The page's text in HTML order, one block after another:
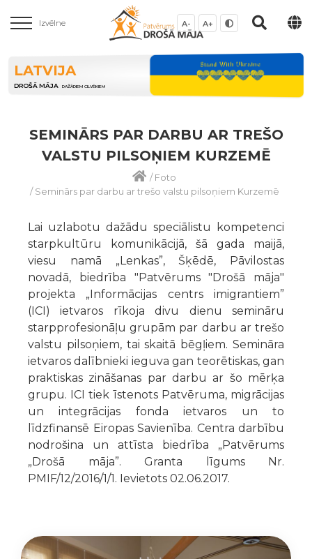
Izvēlne A- A+
LATVIJA
DROŠĀ MĀJA DAŽĀDIEM CILVĒKIEM
SEMINĀRS PAR DARBU AR TREŠO
VALSTU PILSOŅIEM KURZEMĒ
/Foto
/Seminārs par darbu ar trešo valstu pilsoņiem Kurzemē
Lai uzlabotu dažādu speciālistu kompetenci
starpkultūru komunikācijā, šā gada maijā,
viesu namā „Lenkas”, Šķēdē, Pāvilostas
novadā, biedrība "Patvērums "Drošā māja"
projekta „Informācijas centrs imigrantiem”
(ICI) ietvaros rīkoja divu dienu semināru
starpprofesionāļu grupām par darbu ar trešo
valstu pilsoņiem, tai skaitā bēgļiem. Semināra
ietvaros dalībnieki ieguva gan teorētiskas, gan
praktiskas zināšanas par darbu ar šo mērķa
grupu. ICI tiek īstenots Patvēruma, migrācijas
un integrācijas fonda ietvaros un to
līdzfinansē Eiropas Savienība. Centra darbību
nodrošina un attīsta biedrība „Patvērums
„Drošā māja”. Granta līgums Nr.
PMIF/12/2016/1/1. Ievietots 02.06.2017.